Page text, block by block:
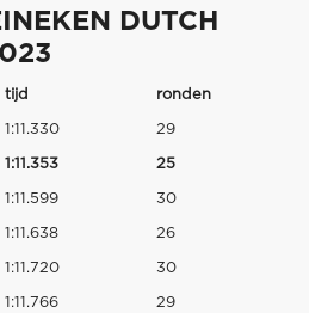
DUTCH
tijd ronden
1:11.330 29
1:11.353 25
1:11.599 30
1:11.638 26
1:11.720 30
1:11.766 29